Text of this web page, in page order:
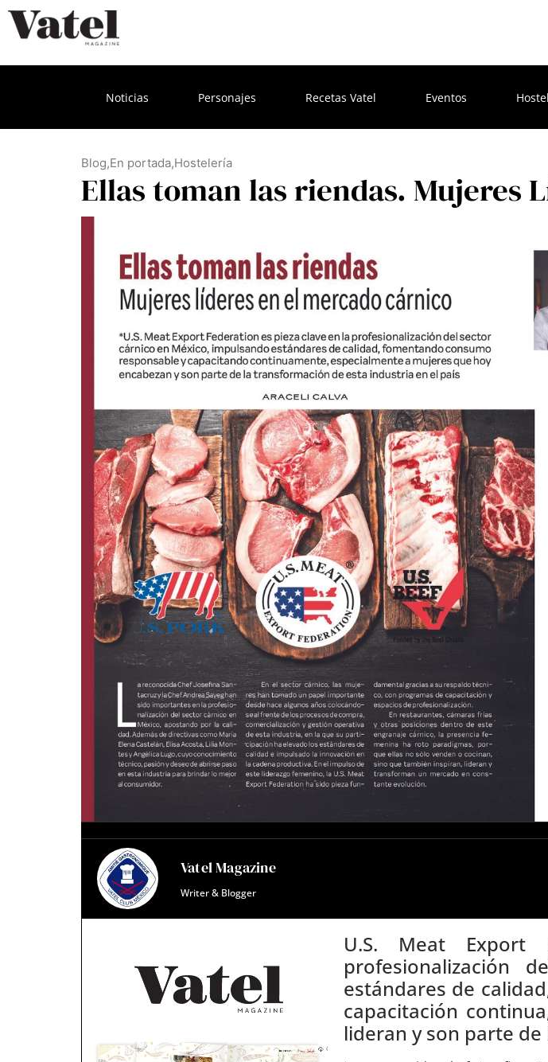
Noticias Personajes Recetas Vatel Eventos
Blog,En portada,Hostelería
Ellas toman las riendas. Mujeres
Vatel Magazine
Writer & Blogger
U.S. Meat
profesionalización
estándares de
capacitación
lideran y son parte